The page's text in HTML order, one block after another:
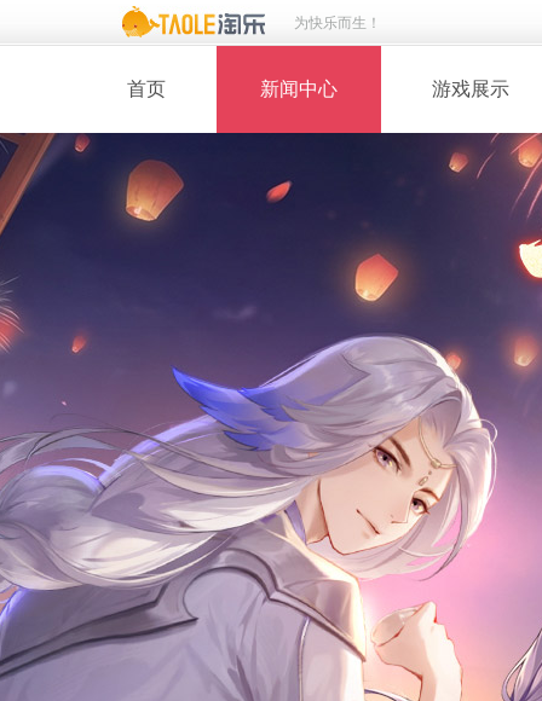
为快乐而生！
首页 新闻中心 游戏展示
· 维护公告
· 桃花美人